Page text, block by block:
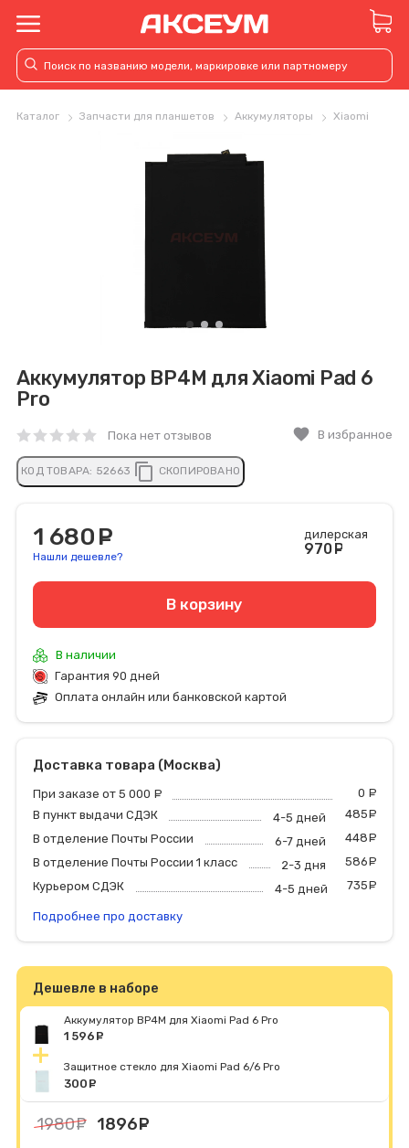
Каталог Запчасти для планшетов Аккумуляторы Xiaomi
Аккумулятор BP4M для Xiaomi Pad 6
Pro
Пока нет отзывов favorite В избранное
КОД ТОВАРА: 52663 content_copy СКОПИРОВАНО
1 680
Нашли дешевле?
дилерская
970
В корзину
В наличии
Гарантия 90 дней
Оплата онлайн или банковской картой
Доставка товара (Москва)
При заказе от 5 000 0
В пункт выдачи СДЭК
4-5 дней 485
В отделение Почты России
6-7 дней 448
В отделение Почты России 1 класс
2-3 дня 586
Курьером СДЭК
4-5 дней 735
Подробнее про доставку
Дешевле в наборе
Аккумулятор BP4M для Xiaomi Pad 6 Pro
1 596
Защитное стекло для Xiaomi Pad 6/6 Pro
300
1980 руб.
1896